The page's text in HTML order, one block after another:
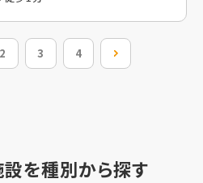
2 3 4
を種別から探す